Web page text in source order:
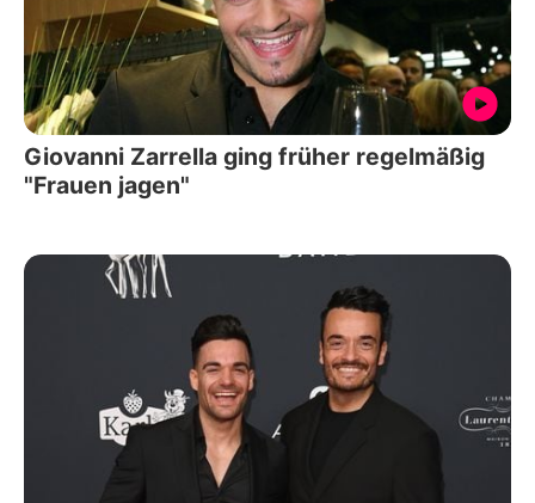
Giovanni Zarrella ging früher regelmäßig
"Frauen jagen"